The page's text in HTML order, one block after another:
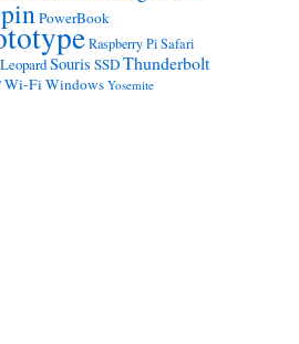
PowerBook
Raspberry Pi Safari
Souris SSDThunderbolt
Wi-FiWindows Yosemite